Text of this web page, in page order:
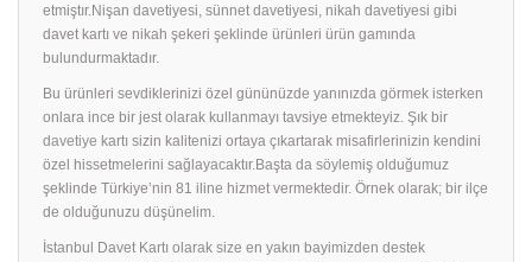
etmiştır.Nişan davetiyesi, sünnet davetiyesi, nikah davetiyesi gibi
davet kartı ve nikah şekeri şeklinde ürünleri ürün gamında
bulundurmaktadır.
Bu ürünleri sevdiklerinizi özel gününüzde yanınızda görmek isterken
onlara ince bir jest olarak kullanmayı tavsiye etmekteyiz. Şık bir
davetiye kartı sizin kalitenizi ortaya çıkartarak misafirlerinizin kendini
özel hissetmelerini sağlayacaktır.Başta da söylemiş olduğumuz
şeklinde Türkiye’nin 81 iline hizmet vermektedir. Örnek olarak; bir ilçe
de olduğunuzu düşünelim.
İstanbul Davet Kartı olarak size en yakın bayimizden destek